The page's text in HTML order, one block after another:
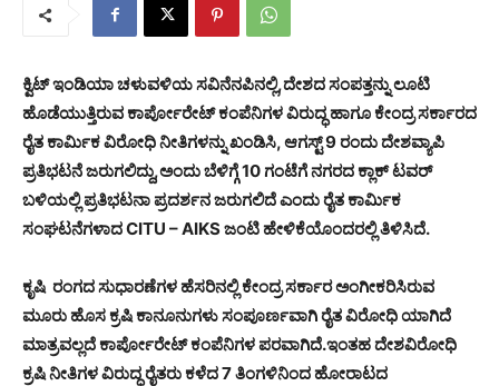
ಕ್ವಿಟ್ ಇಂಡಿಯಾ ಚಳುವಳಿಯ ಸವಿನೆನಪಿನಲ್ಲಿ,ದೇಶದ ಸಂಪತ್ತನ್ನು ಲೂಟಿ
ಹೊಡೆಯುತ್ತಿರುವ ಕಾರ್ಪೋರೇಟ್ ಕಂಪೆನಿಗಳ ವಿರುದ್ಧ ಹಾಗೂ ಕೇಂದ್ರ ಸರ್ಕಾರದ
ರೈತ ಕಾರ್ಮಿಕ ವಿರೋಧಿ ನೀತಿಗಳನ್ನು ಖಂಡಿಸಿ, ಆಗಸ್ಟ್ 9 ರಂದು ದೇಶವ್ಯಾಪಿ
ಪ್ರತಿಭಟನೆ ಜರುಗಲಿದ್ದು,ಅಂದು ಬೆಳಿಗ್ಗೆ 10 ಗಂಟೆಗೆ ನಗರದ ಕ್ಲಾಕ್ ಟವರ್
ಬಳಿಯಲ್ಲಿ ಪ್ರತಿಭಟನಾ ಪ್ರದರ್ಶನ ಜರುಗಲಿದೆ ಎಂದು ರೈತ ಕಾರ್ಮಿಕ
ಸಂಘಟನೆಗಳಾದ CITU – AIKS ಜಂಟಿ ಹೇಳಿಕೆಯೊಂದರಲ್ಲಿ ತಿಳಿಸಿದೆ.
ಕೃಷಿ ರಂಗದ ಸುಧಾರಣೆಗಳ ಹೆಸರಿನಲ್ಲಿ ಕೇಂದ್ರ ಸರ್ಕಾರ ಅಂಗೀಕರಿಸಿರುವ
ಮೂರು ಹೊಸ ಕ್ರಷಿ ಕಾನೂನುಗಳು ಸಂಪೂರ್ಣವಾಗಿ ರೈತ ವಿರೋಧಿ ಯಾಗಿದೆ
ಮಾತ್ರವಲ್ಲದೆ ಕಾರ್ಪೋರೇಟ್ ಕಂಪೆನಿಗಳ ಪರವಾಗಿದೆ.ಇಂತಹ ದೇಶವಿರೋಧಿ
ಕ್ರಷಿ ನೀತಿಗಳ ವಿರುದ್ಧ ರೈತರು ಕಳೆದ 7 ತಿಂಗಳಿನಿಂದ ಹೋರಾಟದ